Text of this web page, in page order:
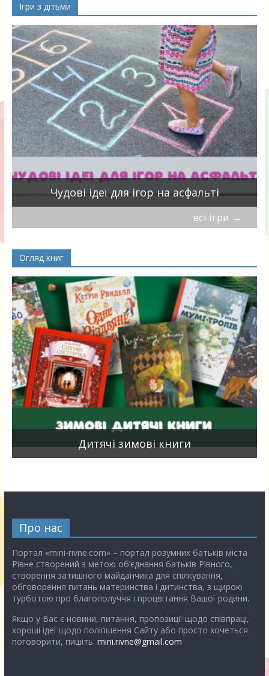
Ігри з дітьми
Чудові ідеї для ігор на асфальті
всі ігри →
Огляд книг
Дитячі зимові книги
Про нас
Портал «mini-rivne.com» – портал розумних батьків міста
Рівне створений з метою об’єднання батьків Рівного,
створення затишного майданчика для спілкування,
обговорення питань материнства і дитинства, з щирою
турботою про благополуччя і процвітання Вашої родини.
Якщо у Вас є новини, питання, пропозиції щодо співпраці,
хороші ідеї щодо поліпшення Сайту або просто хочеться
поговорити, пишіть: mini.rivne@gmail.com